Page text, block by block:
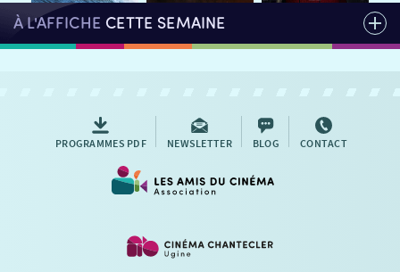
À L'AFFICHE CETTE SEMAINE
PROGRAMMES PDF NEWSLETTER BLOG CONTACT